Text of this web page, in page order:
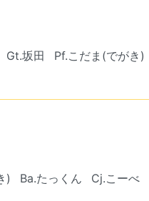
Gt.坂田 Pf.こだま(でがき)
) Ba.たっくん Cj.こーべ